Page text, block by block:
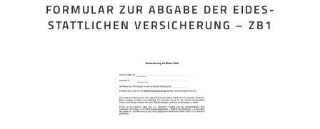
FORMULAR ZUR ABGABE DER EIDES­
STATTLICHEN VERSICHERUNG – ZB1